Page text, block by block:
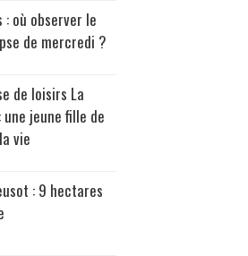
où observer le
de mercredi ?
de loisirs La
jeune fille de
vie
: 9 hectares